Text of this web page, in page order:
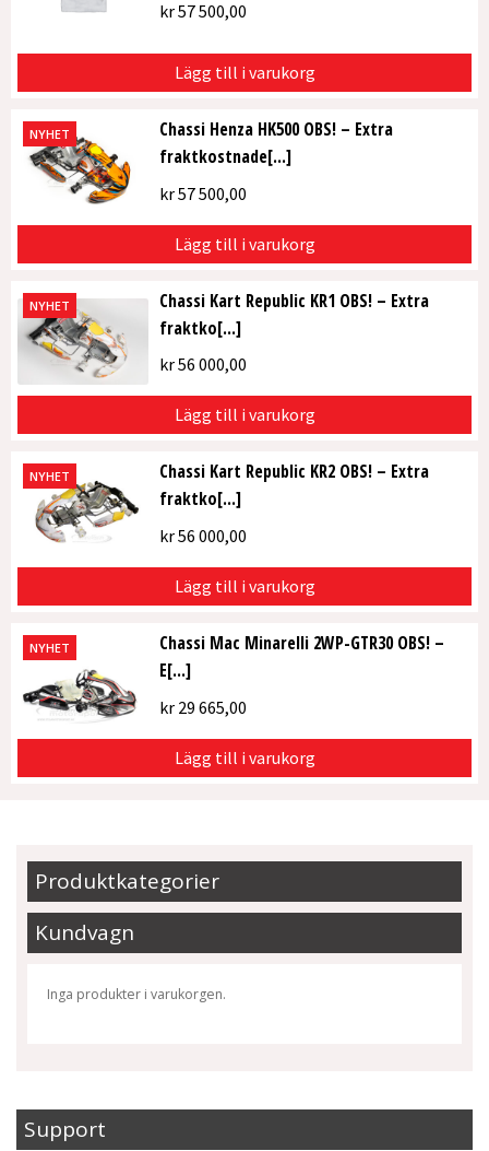
kr57 500,00
Lägg till i varukorg
NYHET
Chassi Henza HK500 OBS! – Extra
fraktkostnade[...]
kr57 500,00
Lägg till i varukorg
NYHET
Chassi Kart Republic KR1 OBS! – Extra
fraktko[...]
kr56 000,00
Lägg till i varukorg
NYHET
Chassi Kart Republic KR2 OBS! – Extra
fraktko[...]
kr56 000,00
Lägg till i varukorg
NYHET
Chassi Mac Minarelli 2WP-GTR30 OBS! –
E[...]
kr29 665,00
Lägg till i varukorg
Produktkategorier
Kundvagn
Inga produkter i varukorgen.
Support